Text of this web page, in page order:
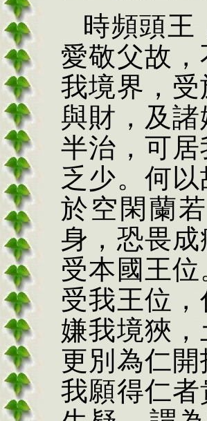
時頻頭王
愛敬父故
我境界，
與財，及
半治，可
乏少。何
於空閑蘭
身，恐畏
受本國王
受我王位
嫌我境狹
更別為仁
我願得仁